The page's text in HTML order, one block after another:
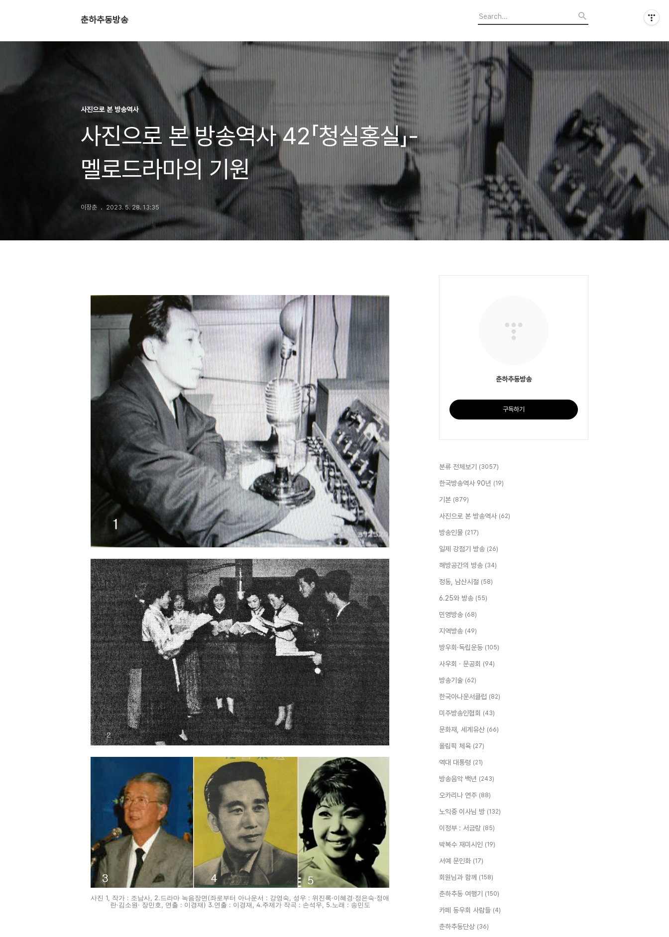
춘하추동방송
사진으로 본 방송역사
사진으로 본 방송역사 42「청실홍실」-
멜로드라마의 기원
이장춘 2023. 5. 28. 13:35
사진 1, 작가 : 조남사, 2.드라마 녹음장면(좌로부터 아나운서 : 강영숙, 성우 : 위진록·이혜경·정은숙·정애
란·김소원· 장민호, 연출 : 이경재) 3.연출 : 이경재, 4.주제가 작곡 : 손석우, 5.노래 : 송민도
춘하추동방송
구독하기
분류 전체보기 (3057)
한국방송역사 90년 (19)
기본 (879)
사진으로 본 방송역사 (62)
방송인물 (217)
일제 강점기 방송 (26)
해방공간의 방송 (34)
정동, 남산시절 (58)
6.25와 방송 (55)
민영방송 (68)
지역방송 (49)
방우회·독립운동 (105)
사우회 · 문공회 (94)
방송기술 (62)
한국아나운서클럽 (82)
미주방송인협회 (43)
문화재, 세계유산 (66)
올림픽 체육 (27)
역대 대통령 (21)
방송음악 백년 (243)
오카리나 연주 (88)
노익중 이사님 방 (132)
이정부 : 서금랑 (85)
박복수 재미시인 (19)
서예 문인화 (17)
회원님과 함께 (158)
춘하추동 여행기 (150)
카페 동우회 사람들 (4)
춘하추동단상 (36)